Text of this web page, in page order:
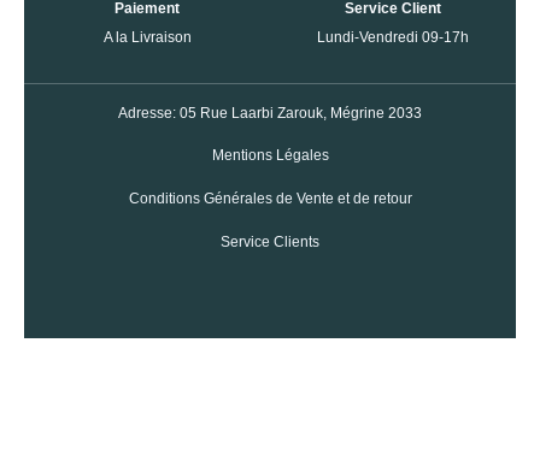
Paiement
A la Livraison
Service Client
Lundi-Vendredi 09-17h
Adresse: 05 Rue Laarbi Zarouk, Mégrine 2033
Mentions Légales
Conditions Générales de Vente et de retour
Service Clients